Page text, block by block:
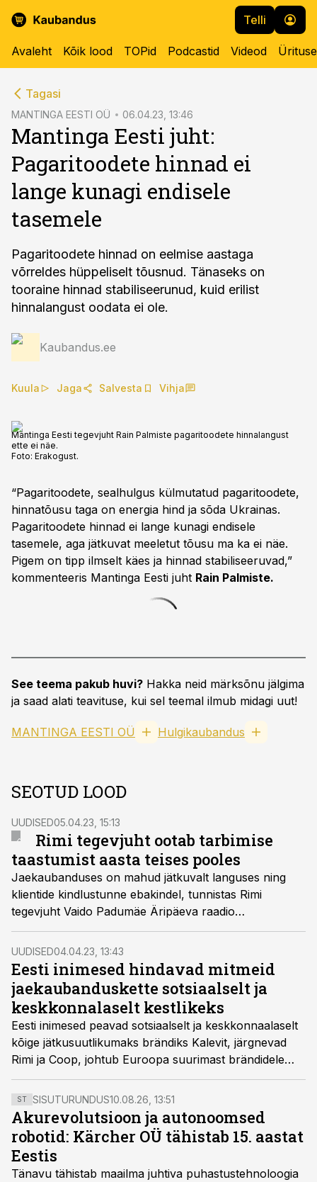
Telli
Avaleht Kõik lood TOPid Podcastid Videod
Tagasi
MANTINGA EESTI OÜ 06.04.23, 13:46
Mantinga Eesti juht:
Pagaritoodete hinnad ei
lange kunagi endisele
tasemele
Pagaritoodete hinnad on eelmise aastaga
võrreldes hüppeliselt tõusnud. Tänaseks on
tooraine hinnad stabiliseerunud, kuid erilist
hinnalangust oodata ei ole.
Kaubandus.ee
Kuula Jaga Salvesta Vihja
Mantinga Eesti tegevjuht Rain Palmiste pagaritoodete hinnalangust
ette ei näe.
Foto: Erakogust.
“Pagaritoodete, sealhulgus külmutatud pagaritoodete,
hinnatõusu taga on energia hind ja sõda Ukrainas.
Pagaritoodete hinnad ei lange kunagi endisele
tasemele, aga jätkuvat meeletut tõusu ma ka ei näe.
Pigem on tipp ilmselt käes ja hinnad stabiliseeruvad,”
kommenteeris Mantinga Eesti juht Rain Palmiste.
See teema pakub huvi? Hakka neid märksõnu jälgima
ja saad alati teavituse, kui sel teemal ilmub midagi uut!
MANTINGA EESTI OÜ Hulgikaubandus
SEOTUD LOOD
UUDISED05.04.23, 15:13
Rimi tegevjuht ootab tarbimise
taastumist aasta teises pooles
Jaekaubanduses on mahud jätkuvalt languses ning
klientide kindlustunne ebakindel, tunnistas Rimi
tegevjuht Vaido Padumäe Äripäeva raadio
hommikuprogrammis. Tarbimise tõusu prognoosis ta
aga juba aasta teises pooles.
UUDISED04.04.23, 13:43
Eesti inimesed hindavad mitmeid
jaekaubanduskette sotsiaalselt ja
keskkonnalaselt kestlikeks
Eesti inimesed peavad sotsiaalselt ja keskkonnaalaselt
kõige jätkusuutlikumaks brändiks Kalevit, järgnevad
Rimi ja Coop, johtub Euroopa suurimast brändidele
keskendunud kestlikkuse uuringust (Sustainable
Brand Index). Esikümnesse jõudis sektorite lõikes
kõige enam toidutootjaid ja jaekaubandusettevõtteid.
ST SISUTURUNDUS10.08.26, 13:51
Akurevolutsioon ja autonoomsed
robotid: Kärcher OÜ tähistab 15. aastat
Eestis
Tänavu tähistab maailma juhtiva puhastustehnoloogia